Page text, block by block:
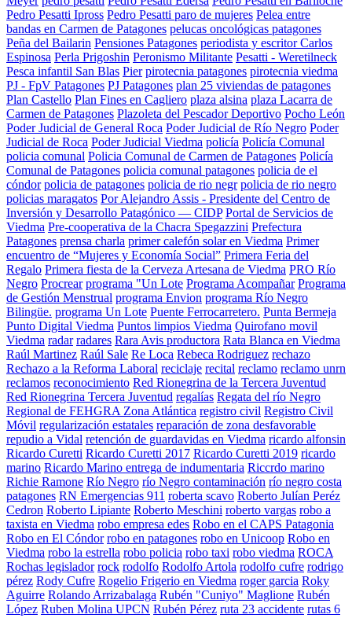
Pedro Pesatti Ipross Pedro Pesatti paro de mujeres Pelea entre
bandas en Carmen de Patagones pelucas oncológicas patagones
Peña del Bailarin Pensiones Patagones periodista y escritor Carlos
Espinosa Perla Prigoshin Peronismo Militante Pesatti - Weretilneck
Pesca infantil San Blas Pier pirotecnia patagones pirotecnia viedma
PJ - FpV Patagones PJ Patagones plan 25 viviendas de patagones
Plan Castello Plan Fines en Cagliero plaza alsina plaza Lacarra de
Carmen de Patagones Plazoleta del Pescador Deportivo Pocho León
Poder Judicial de General Roca Poder Judicial de Río Negro Poder
Judicial de Roca Poder Judicial Viedma policía Policía Comunal
policia comunal Policia Comunal de Carmen de Patagones Policía
Comunal de Patagones policia comunal patagones policia de el
cóndor policia de patagones policia de rio negr policia de rio negro
policias maragatos Por Alejandro Assis - Presidente del Centro de
Inversión y Desarrollo Patagónico — CIDP Portal de Servicios de
Viedma Pre-cooperativa de la Chacra Spegazzini Prefectura
Patagones prensa charla primer calefón solar en Viedma Primer
encuentro de “Mujeres y Economía Social” Primera Feria del
Regalo Primera fiesta de la Cerveza Artesana de Viedma PRO Río
Negro Procrear programa "Un Lote Programa Acompañar Programa
de Gestión Menstrual programa Envion programa Río Negro
Bilingüe. programa Un Lote Puente Ferrocarretero. Punta Bermeja
Punto Digital Viedma Puntos limpios Viedma Quirofano movil
Viedma radar radares Rara Avis productora Rata Blanca en Viedma
Raúl Martinez Raúl Sale Re Loca Rebeca Rodriguez rechazo
Rechazo a la Reforma Laboral reciclaje recital reclamo reclamo unrn
reclamos reconocimiento Red Rionegrina de la Tercera Juventud
Red Rionegrina Tercera Juventud regalías Regata del río Negro
Regional de FEHGRA Zona Atlántica registro civil Registro Civil
Móvil regularización estatales reparación de zona desfavorable
repudio a Vidal retención de guardavidas en Viedma ricardo alfonsin
Ricardo Curetti Ricardo Curetti 2017 Ricardo Curetti 2019 ricardo
marino Ricardo Marino entrega de indumentaria Riccrdo marino
Richie Ramone Río Negro río Negro contaminación río negro costa
patagones RN Emergencias 911 roberta scavo Roberto Julían Peréz
Cedron Roberto Lipiante Roberto Meschini roberto vargas robo a
taxista en Viedma robo empresa edes Robo en el CAPS Patagonia
Robo en El Cóndor robo en patagones robo en Unicoop Robo en
Viedma robo la estrella robo policia robo taxi robo viedma ROCA
Rochas legislador rock rodolfo Rodolfo Artola rodolfo cufre rodrigo
pérez Rody Cufre Rogelio Frigerio en Viedma roger garcia Roky
Aguirre Rolando Arrizabalaga Rubén "Cuniyo" Maglione Rubén
López Ruben Molina UPCN Rubén Pérez ruta 23 accidente rutas 6